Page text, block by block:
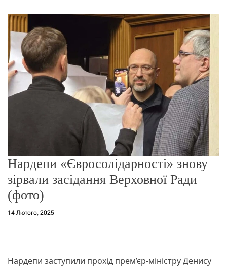
р
о
о
г
о
р
е
ж
и
м
у
Нардепи «Євросолідарності» знову
зірвали засідання Верховної Ради
(фото)
14 Лютого, 2025
Нардепи заступили прохід прем’єр-міністру Денису